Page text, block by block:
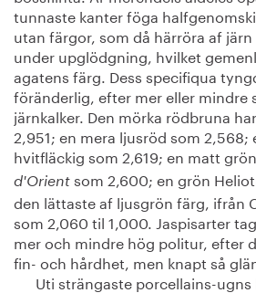
tunnaste kanter föga
utan färgor, som då härröra af
under upglödgning, hvilket
agatens färg. Dess specifiqua
föränderlig, efter mer eller mindre
järnkalker. Den mörka rödbruna
2,951; en mera ljusröd som 2,568;
hvitfläckig som 2,619; en matt grön
d'Orient som 2,600; en grön
den lättaste af ljusgrön färg, ifrån
som 2,060 til 1,000. Jaspisarter
mer och mindre hög politur, efter
fin- och hårdhet, men knapt så
Uti strängaste porcellains-ugns